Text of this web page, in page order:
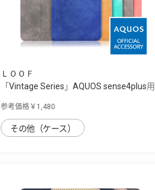
ＬＯＯＦ
「Vintage Series」AQUOS sense4plus用
参考価格￥1,480
その他（ケース）